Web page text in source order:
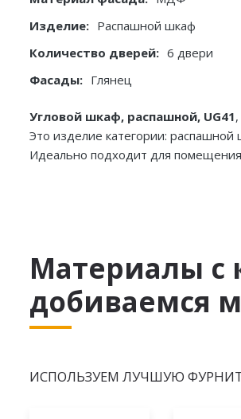
Изделие: Распашной шкаф
Количество дверей: 6 двери
Фасады: Глянец
Угловой шкаф, распашной, UG41
Это изделие категории:
Идеально подходит для
Материалы
добиваемся
ИСПОЛЬЗУЕМ ЛУЧШУЮ